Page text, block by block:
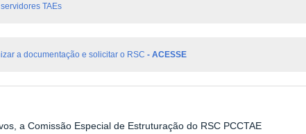
TAEs
a documentação e solicitar o RSC - ACESSE
a Comissão Especial de Estruturação do RSC PCCTAE